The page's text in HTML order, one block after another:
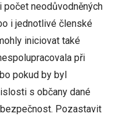
neodůvodněných
i jednotlivé členské
iniciovat také
při
pokud by byl
s občany dané
Pozastavit